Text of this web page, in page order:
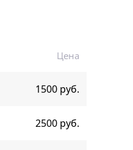
Цена
1500 руб.
2500 руб.